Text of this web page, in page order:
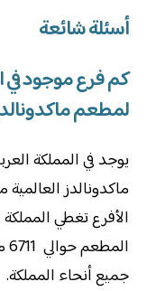
أسئلة شائعة
كم فرع موجود في
لمطعم
يوجد في المملكة
الأفرع تغطي
جميع أنحاء المملكة.